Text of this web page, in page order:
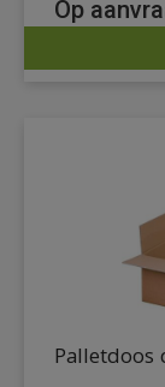
Op
Palletdoos